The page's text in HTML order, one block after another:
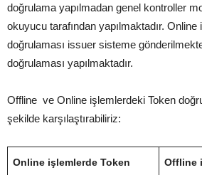
doğrulama yapılmadan genel kontroller
okuyucu tarafından yapılmaktadır.
doğrulaması issuer sisteme
doğrulaması yapılmaktadır.
Offline ve Online işlemlerdeki Token
şekilde karşılaştırabiliriz:
Online işlemlerde Token
Offline